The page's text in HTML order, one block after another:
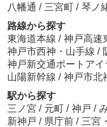
八幡通 / 三宮町 / 琴ノ
路線から探す
東海道本線 / 神戸高速
神戸市西神・山手線 /
神戸新交通ポートアイ
山陽新幹線 / 神戸市北
駅から探す
三ノ宮 / 元町 / 神戸 /
新神戸 / 県庁前 / 三宮